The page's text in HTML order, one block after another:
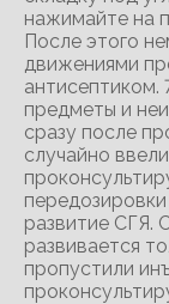
нажимайте на
После этого
движениями
антисептиком.
предметы и
сразу после
случайно
развитие СГЯ.
развивается
пропустили